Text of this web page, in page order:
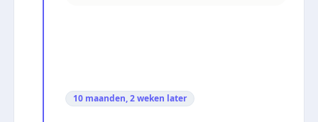
10 maanden, 2 weken later